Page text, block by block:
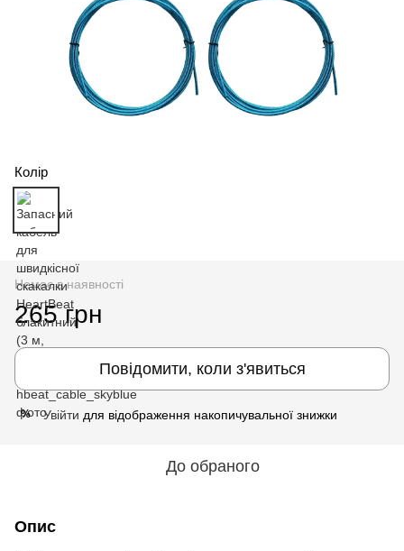
Колір
Немає в наявності
265 грн
Повідомити, коли з'явиться
% Увійти для відображення накопичувальної знижки
До обраного
Опис